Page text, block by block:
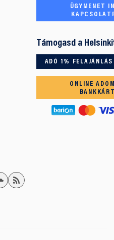
ÜGYMENET
Támogasd a
ADÓ 1% FELAJÁNLÁS
ONLINE